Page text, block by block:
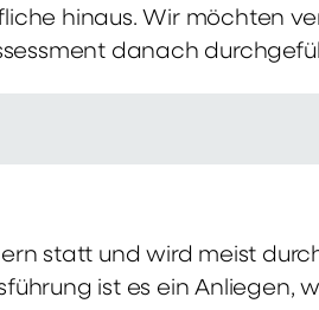
hinaus. Wir möchten
danach
statt und wird meist
ist es ein Anliegen,